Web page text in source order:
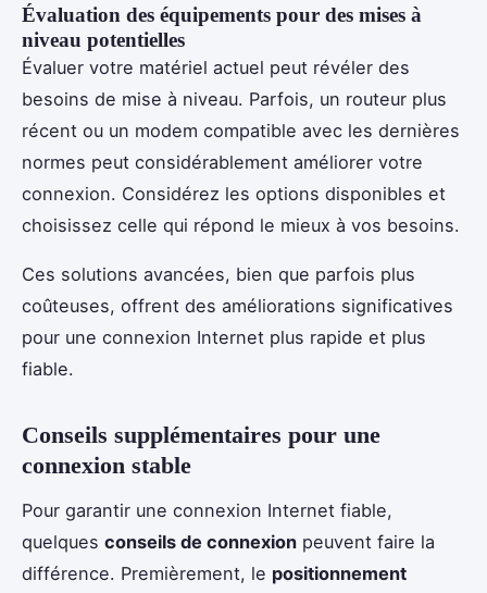
Évaluation des équipements pour des mises à
niveau potentielles
Évaluer votre matériel actuel peut révéler des
besoins de mise à niveau. Parfois, un routeur plus
récent ou un modem compatible avec les dernières
normes peut considérablement améliorer votre
connexion. Considérez les options disponibles et
choisissez celle qui répond le mieux à vos besoins.
Ces solutions avancées, bien que parfois plus
coûteuses, offrent des améliorations significatives
pour une connexion Internet plus rapide et plus
fiable.
Conseils supplémentaires pour une
connexion stable
Pour garantir une connexion Internet fiable,
quelques conseils de connexion peuvent faire la
différence. Premièrement, le positionnement